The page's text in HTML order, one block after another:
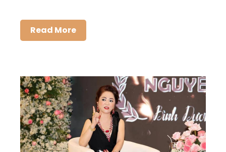
Read More